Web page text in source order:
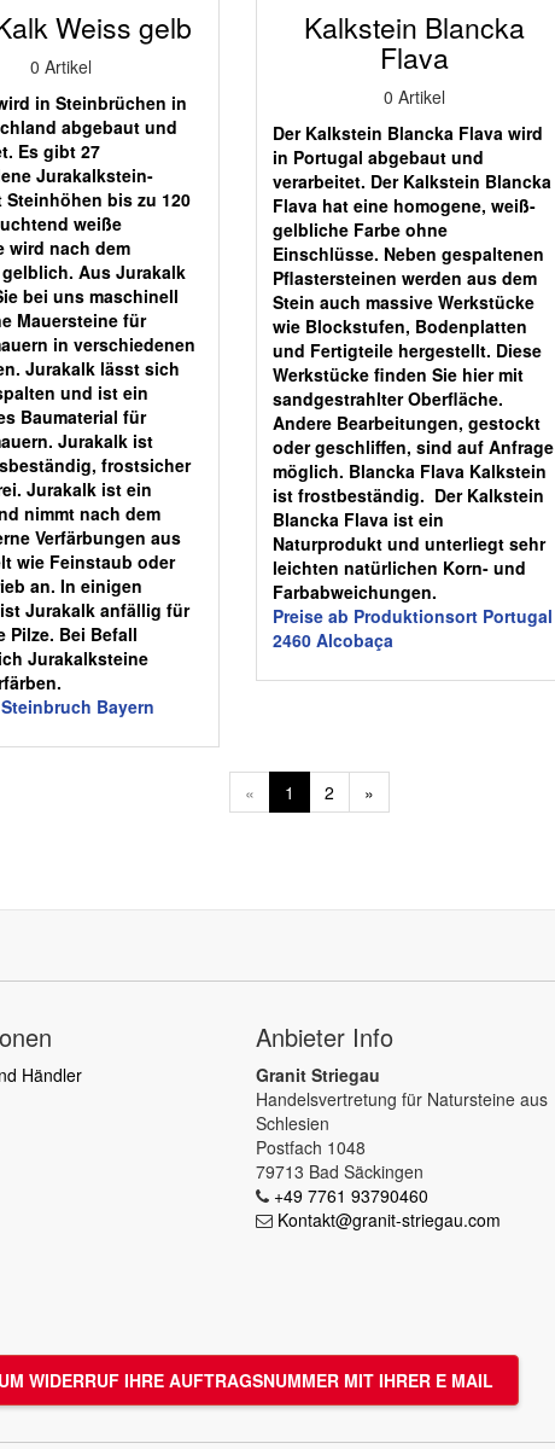
Weiss gelb
0 Artikel
in Steinbrüchen in
abgebaut und
Es gibt 27
Jurakalkstein-
Steinhöhen bis zu 120
weiße
wird nach dem
Aus Jurakalk
bei uns maschinell
Mauersteine für
in verschiedenen
Jurakalk lässt sich
und ist ein
Baumaterial für
Jurakalk ist
frostsicher
Jurakalk ist ein
nimmt nach dem
Verfärbungen aus
wie Feinstaub oder
an. In einigen
Jurakalk anfällig für
Pilze. Bei Befall
Jurakalksteine
Bayern
Kalkstein Blancka
Flava
0 Artikel
Der Kalkstein Blancka Flava wird
in Portugal abgebaut und
verarbeitet. Der Kalkstein Blancka
Flava hat eine homogene, weiß-
gelbliche Farbe ohne
Einschlüsse. Neben gespaltenen
Pflastersteinen werden aus dem
Stein auch massive Werkstücke
wie Blockstufen, Bodenplatten
und Fertigteile hergestellt. Diese
Werkstücke finden Sie hier mit
sandgestrahlter Oberfläche.
Andere Bearbeitungen, gestockt
oder geschliffen, sind auf Anfrage
möglich. Blancka Flava Kalkstein
ist frostbeständig. Der Kalkstein
Blancka Flava ist ein
Naturprodukt und unterliegt sehr
leichten natürlichen Korn- und
Farbabweichungen.
Preise ab Produktionsort Portugal
2460 Alcobaça
« 1 2 »
Händler
Anbieter Info
Granit Striegau
Handelsvertretung für Natursteine aus
Schlesien
Postfach 1048
79713 Bad Säckingen
+49 7761 93790460
Kontakt@granit-striegau.com
WIDERRUF IHRE AUFTRAGSNUMMER MIT IHRER E MAIL